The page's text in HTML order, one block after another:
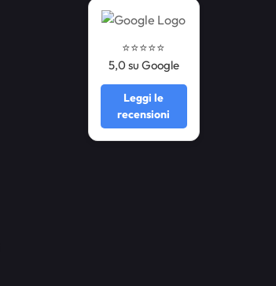
⭐️⭐️⭐️⭐️⭐️
5,0 su Google
Leggi le
recensioni